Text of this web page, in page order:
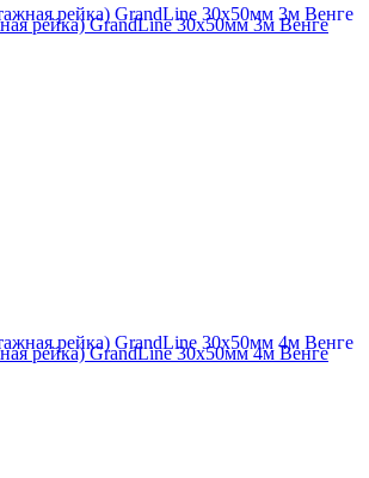
рейка) GrandLine 30х50мм 3м Венге
рейка) GrandLine 30х50мм 4м Венге